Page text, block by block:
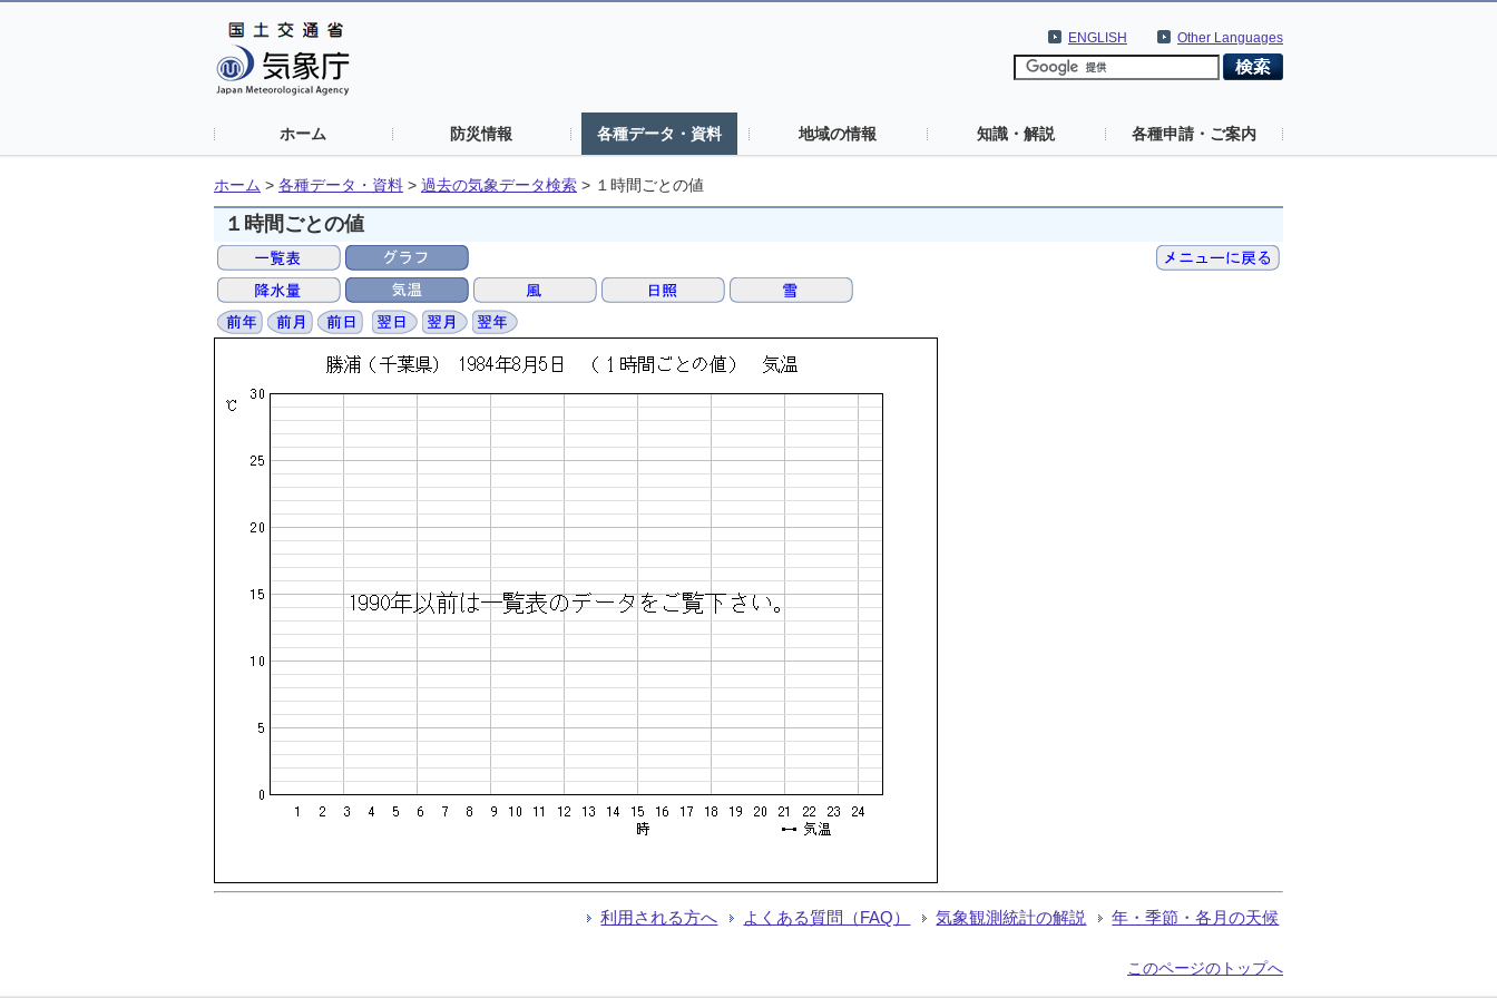
Other Languages
ENGLISH
ホーム 防災情報 各種データ・資料 地域の情報 知識・解説 各種申請・ご案内
ホーム > 各種データ・資料 > 過去の気象データ検索 > １時間ごとの値
１時間ごとの値
利用される方へ よくある質問（FAQ） 気象観測統計の解説 年・季節・各月の天候
このページのトップへ